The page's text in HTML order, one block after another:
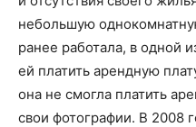
небольшую
ранее работала, в одной
ей платить арендную
она не смогла платить
свои фотографии. В 2008